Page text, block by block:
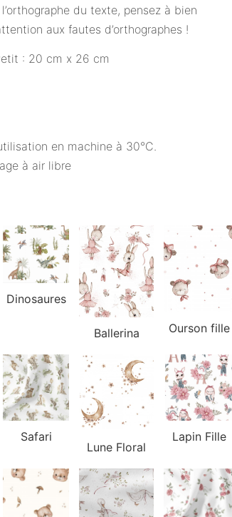
du texte, pensez à bien
aux fautes d’orthographes !
: 20 cm x 26 cm
en machine à 30°C.
à air libre
Dinosaures
Ballerina Ourson fille
Safari
Lune Floral
Lapin Fille